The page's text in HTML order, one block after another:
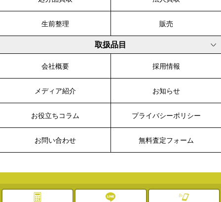
生前整理 販売
取扱品目
会社概要 採用情報
メディア紹介 お知らせ
お役立ちコラム プライバシーポリシー
お問い合わせ 無料査定フォーム
© 2003-2026 WALK, All Rights Reserved.